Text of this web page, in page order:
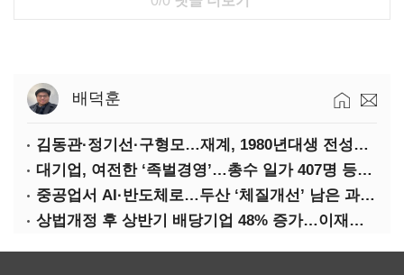
배덕훈
김동관·정기선·구형모…재계, 1980년대생 전성시대
대기업, 여전한 ‘족벌경영’…총수 일가 407명 등기임원
중공업서 AI·반도체로…두산 ‘체질개선’ 남은 과제는
상법개정 후 상반기 배당기업 48% 증가…이재용 배당액 728억 1위